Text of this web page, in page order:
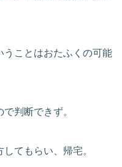
うことはおたふくの可能
判断できず。
てもらい、帰宅。